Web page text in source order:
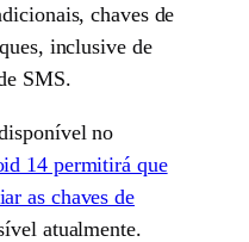
chaves de
inclusive de
SMS.
no
14 permitirá que
as chaves de
atualmente.